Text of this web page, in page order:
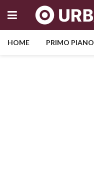
HOME PRIMO PIANO